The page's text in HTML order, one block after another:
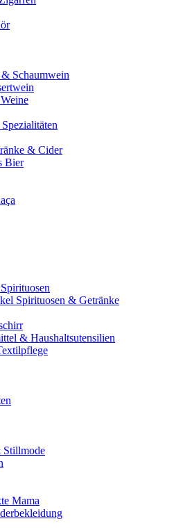
Schaumwein
& Cider
Bier
Spirituosen & Getränke
& Haushaltsutensilien
Stillmode
Mama